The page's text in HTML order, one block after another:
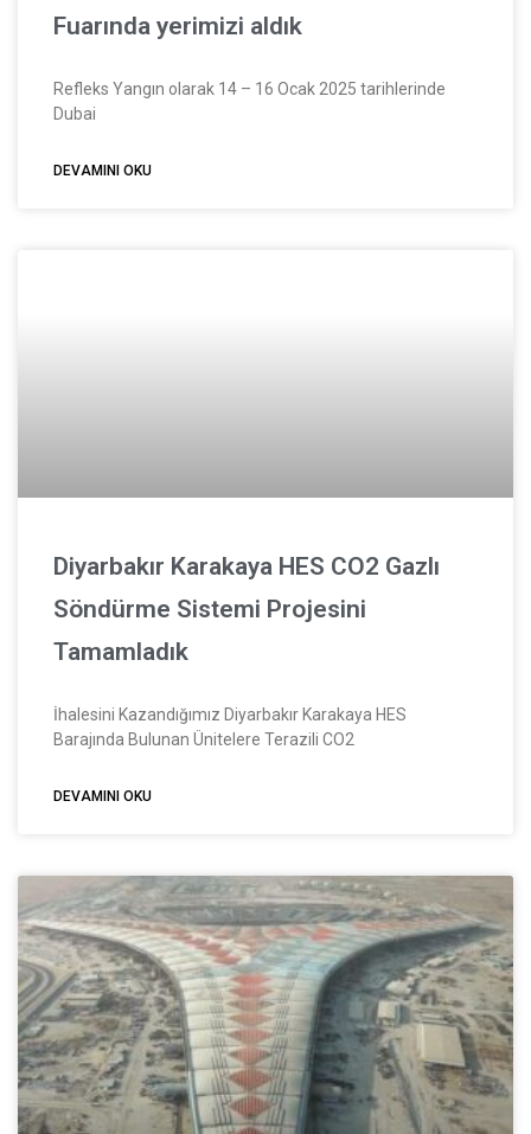
Fuarında yerimizi aldık
Refleks Yangın olarak 14 – 16 Ocak 2025 tarihlerinde
Dubai
DEVAMINI OKU
Diyarbakır Karakaya HES CO2 Gazlı
Söndürme Sistemi Projesini
Tamamladık
İhalesini Kazandığımız Diyarbakır Karakaya HES
Barajında Bulunan Ünitelere Terazili CO2
DEVAMINI OKU